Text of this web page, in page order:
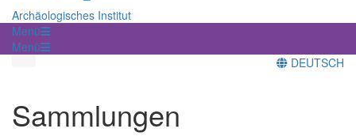
Archäologisches Institut
Menü
Menü
DEUTSCH
Sammlungen